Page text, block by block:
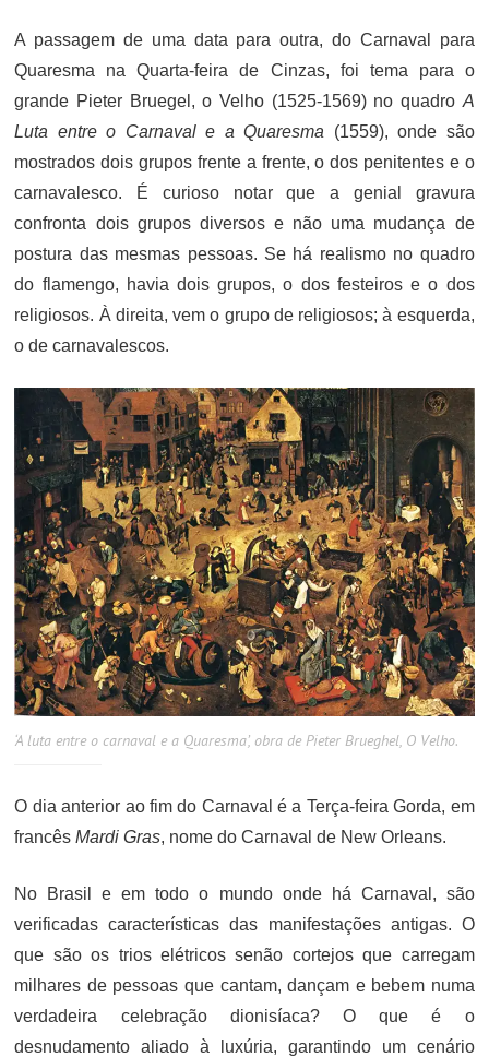
A passagem de uma data para outra, do Carnaval para
Quaresma na Quarta-feira de Cinzas, foi tema para o
grande Pieter Bruegel, o Velho (1525-1569) no quadro A
Luta entre o Carnaval e a Quaresma (1559), onde são
mostrados dois grupos frente a frente, o dos penitentes e o
carnavalesco. É curioso notar que a genial gravura
confronta dois grupos diversos e não uma mudança de
postura das mesmas pessoas. Se há realismo no quadro
do flamengo, havia dois grupos, o dos festeiros e o dos
religiosos. À direita, vem o grupo de religiosos; à esquerda,
o de carnavalescos.
‘A luta entre o carnaval e a Quaresma’, obra de Pieter Brueghel, O Velho.
O dia anterior ao fim do Carnaval é a Terça-feira Gorda, em
francêsMardi Gras, nome do Carnaval de New Orleans.
No Brasil e em todo o mundo onde há Carnaval, são
verificadas características das manifestações antigas. O
que são os trios elétricos senão cortejos que carregam
milhares de pessoas que cantam, dançam e bebem numa
verdadeira celebração dionisíaca? O que é o
desnudamento aliado à luxúria, garantindo um cenário